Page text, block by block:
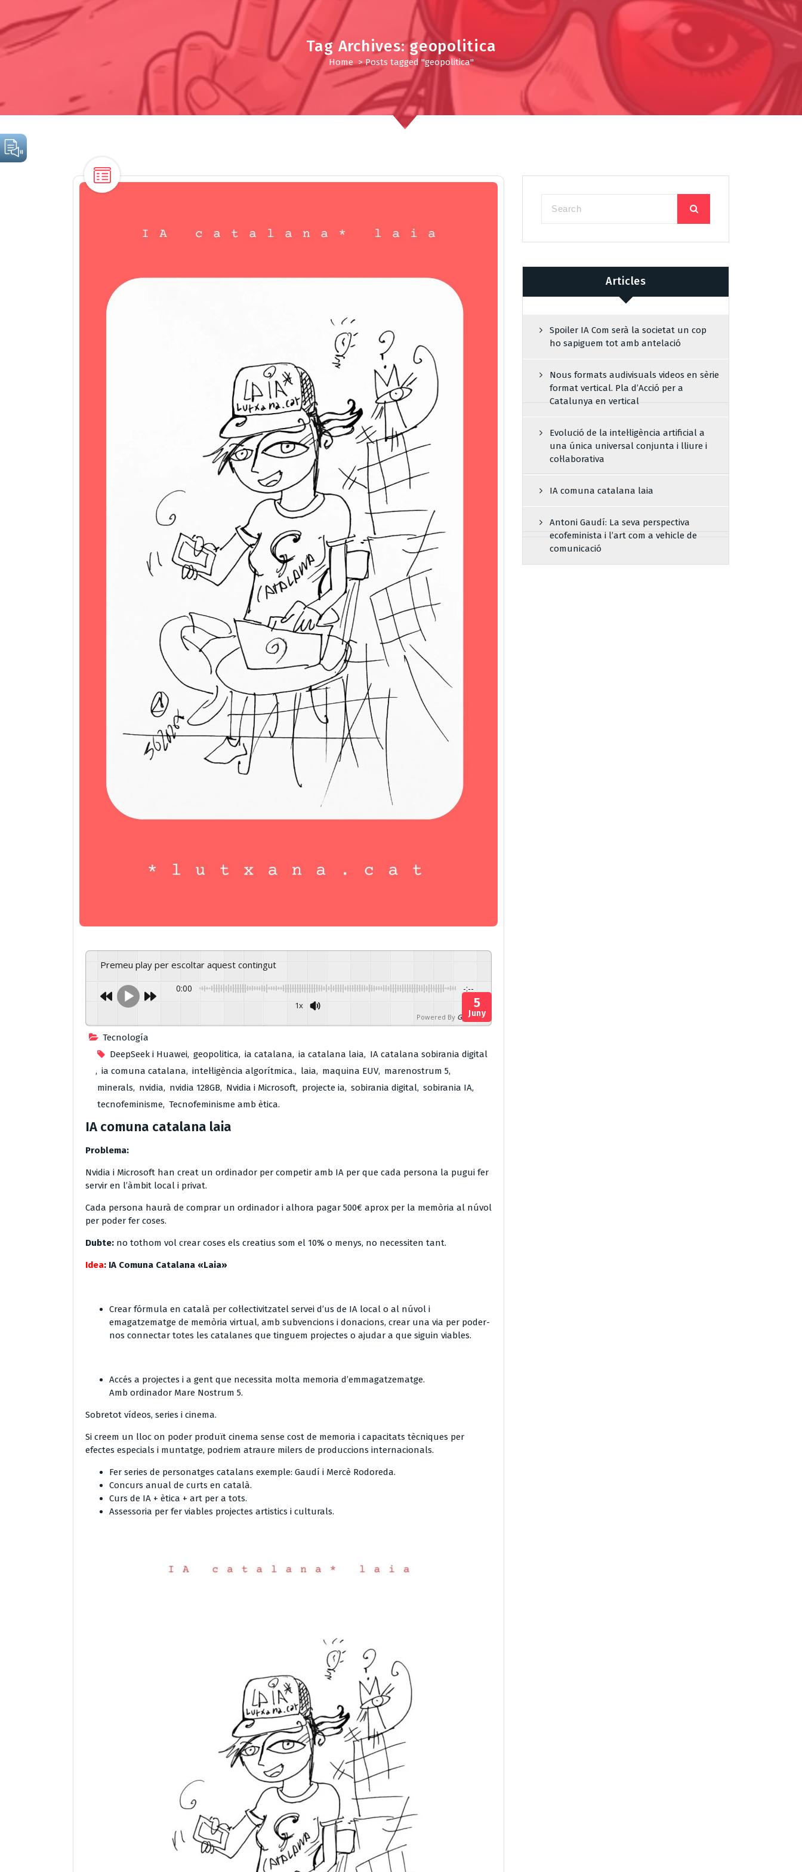
Tag Archives: geopolitica
Home>Posts tagged "geopolitica"
Premeu play per escoltar aquest contingut
0:00 -:--
1x
Powered By GSpeech
Tecnología
DeepSeek i Huawei, geopolitica, ia catalana, ia catalana laia, IA catalana sobirania digital
, ia comuna catalana, intel·ligència algorítmica., laia, maquina EUV, marenostrum 5,
minerals, nvidia, nvidia 128GB, Nvidia i Microsoft, projecte ia, sobirania digital, sobirania IA,
tecnofeminisme, Tecnofeminisme amb ètica.
5
Juny
IA comuna catalana laia
Problema:
Nvidia i Microsoft han creat un ordinador per competir amb IA per que cada persona la pugui fer
servir en l’àmbit local i privat.
Cada persona haurà de comprar un ordinador i alhora pagar 500€ aprox per la memòria al núvol
per poder fer coses.
Dubte: no tothom vol crear coses els creatius som el 10% o menys, no necessiten tant.
Idea: IA Comuna Catalana «Laia»
Crear fórmula en català per col·lectivitzatel servei d’us de IA local o al núvol i
emagatzematge de memòria virtual, amb subvencions i donacions, crear una via per poder-
nos connectar totes les catalanes que tinguem projectes o ajudar a que siguin viables.
Accés a projectes i a gent que necessita molta memoria d’emmagatzematge.
Amb ordinador Mare Nostrum 5.
Sobretot vídeos, series i cinema.
Si creem un lloc on poder produït cinema sense cost de memoria i capacitats tècniques per
efectes especials i muntatge, podriem atraure milers de produccions internacionals.
Fer series de personatges catalans exemple: Gaudí i Mercè Rodoreda.
Concurs anual de curts en català.
Curs de IA + ètica + art per a tots.
Assessoria per fer viables projectes artistics i culturals.
Articles
Spoiler IA Com serà la societat un cop
ho sapiguem tot amb antelació
Nous formats audivisuals videos en sèrie
format vertical. Pla d’Acció per a
Catalunya en vertical
Evolució de la intel·ligència artificial a
una única universal conjunta i lliure i
col·laborativa
IA comuna catalana laia
Antoni Gaudí: La seva perspectiva
ecofeminista i l’art com a vehicle de
comunicació